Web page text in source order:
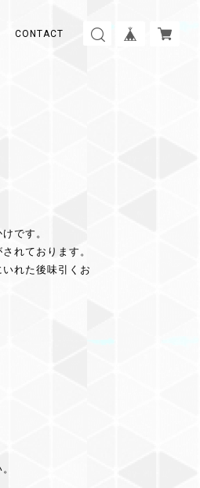
CONTACT
です。
れております。
れた後味引くお